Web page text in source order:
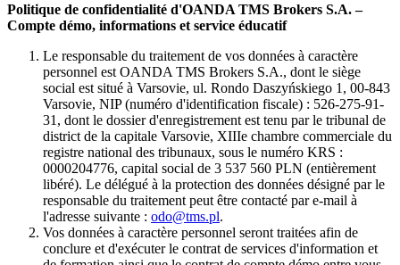
Politique de confidentialité d'OANDA TMS Brokers S.A. –
Compte démo, informations et service éducatif
Le responsable du traitement de vos données à caractère
personnel est OANDA TMS Brokers S.A., dont le siège
social est situé à Varsovie, ul. Rondo Daszyńskiego 1, 00-843
Varsovie, NIP (numéro d'identification fiscale) : 526-275-91-
31, dont le dossier d'enregistrement est tenu par le tribunal de
district de la capitale Varsovie, XIIIe chambre commerciale du
registre national des tribunaux, sous le numéro KRS :
0000204776, capital social de 3 537 560 PLN (entièrement
libéré). Le délégué à la protection des données désigné par le
responsable du traitement peut être contacté par e-mail à
l'adresse suivante : odo@tms.pl.
Vos données à caractère personnel seront traitées afin de
conclure et d'exécuter le contrat de services d'information et